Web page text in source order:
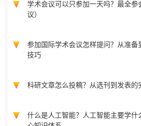
学术会议可以只参加一天吗？最全参
议）
参加国际学术会议怎样提问？从准备
技巧
科研文章怎么投稿？从选刊到发表的
什么是人工智能？人工智能主要学